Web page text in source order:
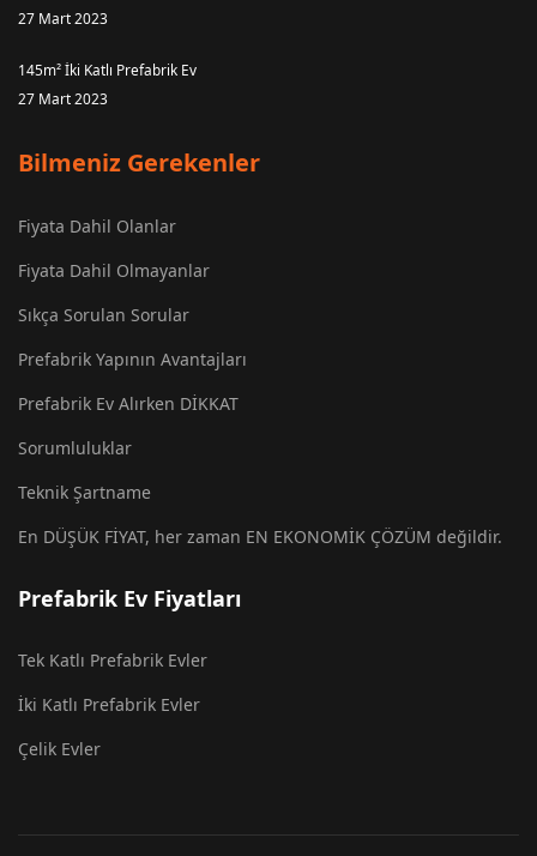
27 Mart 2023
145m² İki Katlı Prefabrik Ev
27 Mart 2023
Bilmeniz Gerekenler
Fiyata Dahil Olanlar
Fiyata Dahil Olmayanlar
Sıkça Sorulan Sorular
Prefabrik Yapının Avantajları
Prefabrik Ev Alırken DİKKAT
Sorumluluklar
Teknik Şartname
En DÜŞÜK FİYAT, her zaman EN EKONOMİK ÇÖZÜM değildir.
Prefabrik Ev Fiyatları
Tek Katlı Prefabrik Evler
İki Katlı Prefabrik Evler
Çelik Evler